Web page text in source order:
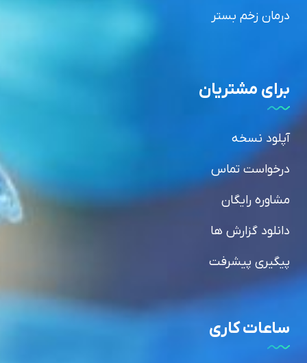
درمان زخم بستر
برای مشتریان
آپلود نسخه
درخواست تماس
مشاوره رایگان
دانلود گزارش ها
پیگیری پیشرفت
ساعات کاری